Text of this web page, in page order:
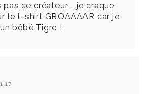
pas ce créateur … je craque
le t-shirt GROAAAAR car je
bébé Tigre !